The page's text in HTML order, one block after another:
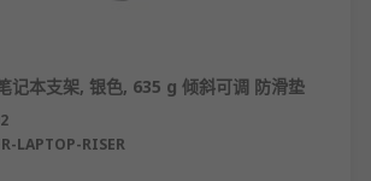
本支架, 银色, 635 g 倾斜可调 防滑垫
LAPTOP-RISER